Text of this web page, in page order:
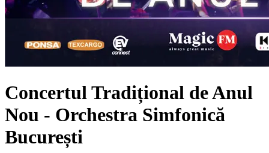
Concertul Tradițional de Anul
Nou - Orchestra Simfonică
București